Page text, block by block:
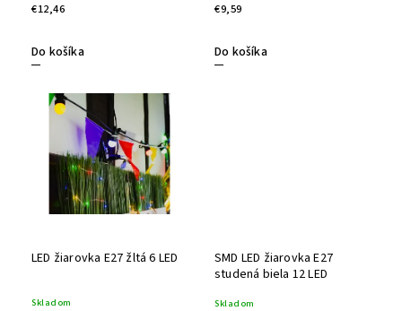
€12,46
Do košíka
€9,59
Do košíka
LED žiarovka E27 žltá 6 LED
Skladom
SMD LED žiarovka E27
studená biela 12 LED
Skladom